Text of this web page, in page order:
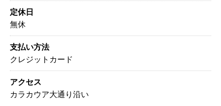
定休日
無休
支払い方法
クレジットカード
アクセス
カラカウア大通り沿い